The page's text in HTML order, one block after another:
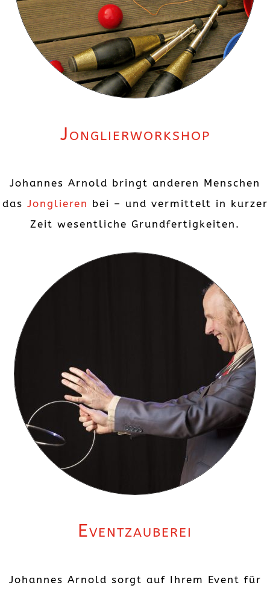
Jonglierworkshop
Johannes Arnold bringt anderen Menschen
das Jonglieren bei – und vermittelt in kurzer
Zeit wesentliche Grundfertigkeiten.
Eventzauberei
Johannes Arnold sorgt auf Ihrem Event für